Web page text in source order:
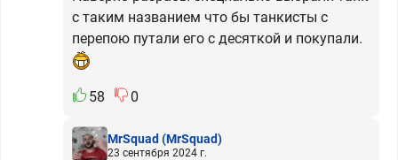
с таким названием что бы танкисты с
перепою путали его с десяткой и покупали.
58 0
MrSquad(MrSquad)
23 сентября 2024 г.